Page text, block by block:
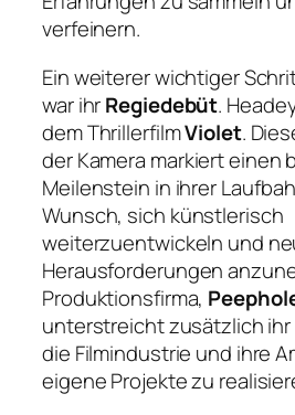
verfeinern.
Ein weiterer wichtiger
war ihrRegiedebüt.
dem ThrillerfilmViolet.
der Kamera markiert einen
Meilenstein in ihrer
Wunsch, sich künstlerisch
weiterzuentwickeln und
Herausforderungen
Produktionsfirma,
unterstreicht zusätzlich
die Filmindustrie und ihre
eigene Projekte zu